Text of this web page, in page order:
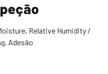
, Relative Humidity /
, Adesão